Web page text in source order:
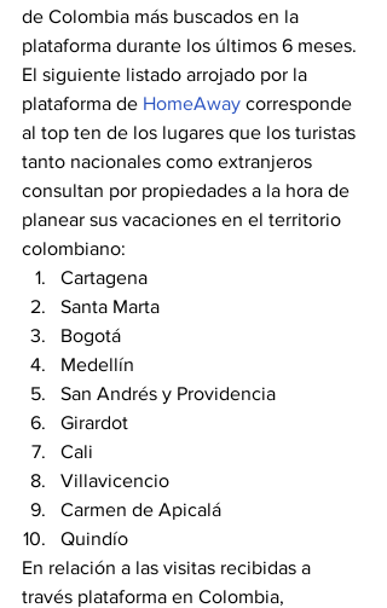
de Colombia más buscados en la
plataforma durante los últimos 6 meses.
El siguiente listado arrojado por la
plataforma de HomeAway corresponde
al top ten de los lugares que los turistas
tanto nacionales como extranjeros
consultan por propiedades a la hora de
planear sus vacaciones en el territorio
colombiano:
Cartagena
Santa Marta
Bogotá
Medellín
San Andrés y Providencia
Girardot
Cali
Villavicencio
Carmen de Apicalá
Quindío
En relación a las visitas recibidas a
través plataforma en Colombia,